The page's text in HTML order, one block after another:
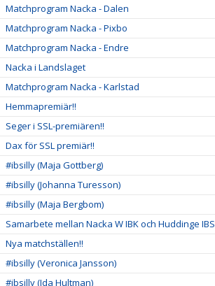
Matchprogram Nacka - Dalen
Matchprogram Nacka - Pixbo
Matchprogram Nacka - Endre
Nacka i Landslaget
Matchprogram Nacka - Karlstad
Hemmapremiär!!
Seger i SSL-premiären!!
Dax för SSL premiär!!
#ibsilly (Maja Gottberg)
#ibsilly (Johanna Turesson)
#ibsilly (Maja Bergbom)
Samarbete mellan Nacka W IBK och Huddinge IBS
Nya matchställen!!
#ibsilly (Veronica Jansson)
#ibsilly (Ida Hultman)